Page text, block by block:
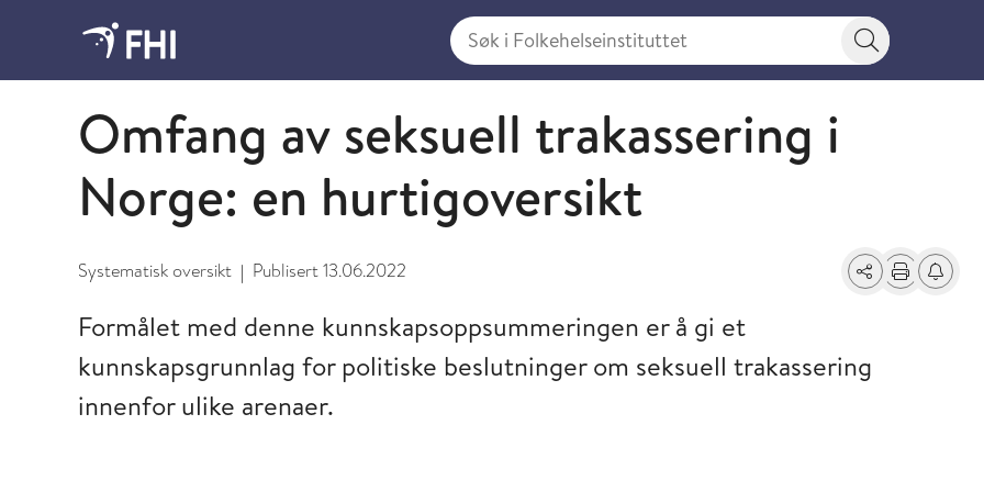
Søk i Folkehelseinstituttet
Søkeknapp
2022 - publikasjoner fra FHI
Omfang av seksuell trakassering i
Norge: en hurtigoversikt
Systematisk oversikt | Publisert13.06.2022 Del Skriv ut
Få
Formålet med denne kunnskapsoppsummeringen er å gi et
kunnskapsgrunnlag for politiske beslutninger om seksuell trakassering
innenfor ulike arenaer.